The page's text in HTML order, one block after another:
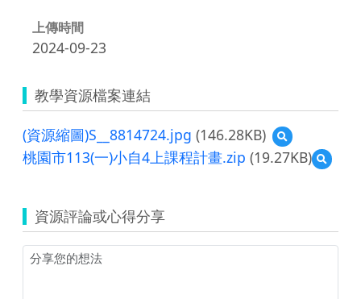
上傳時間
2024-09-23
教學資源檔案連結
(資源縮圖)S__8814724.jpg (146.28KB)
預
覽
(資
桃園市113(一)小自4上課程計畫.zip (19.27KB)
預
覽
113(一)
小
資源評論或心得分享